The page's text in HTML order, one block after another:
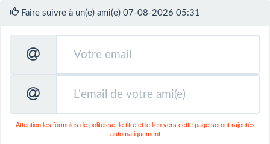
Faire suivre à un(e) ami(e) 07-08-2026 05:31
Attention,les formules de politesse, le titre et le lien vers cette page seront rajoutés
automatiquement